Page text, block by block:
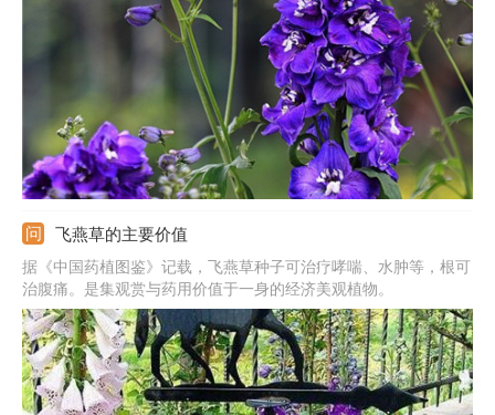
飞燕草的主要价值
据《中国药植图鉴》记载，飞燕草种子可治疗哮喘、水肿等，根可
治腹痛。是集观赏与药用价值于一身的经济美观植物。